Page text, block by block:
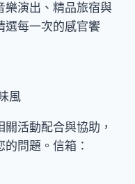
樂演出、精品旅宿與
選每一次的感官饗
風
關活動配合與協助，
問題。信箱：